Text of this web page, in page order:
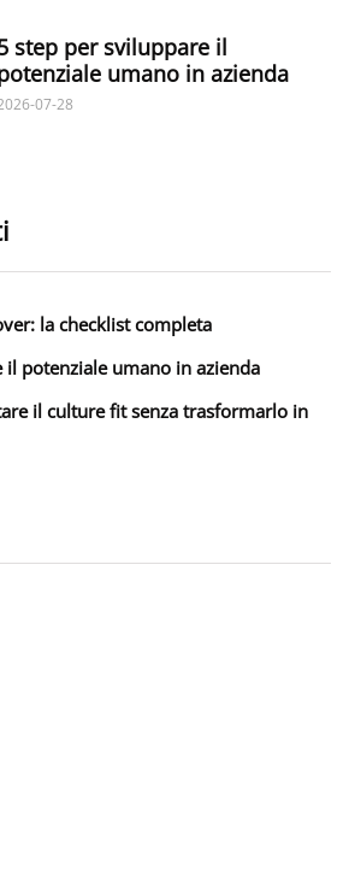
step per sviluppare il
umano in azienda
07-28
la checklist completa
il potenziale umano in azienda
il culture fit senza trasformarlo in